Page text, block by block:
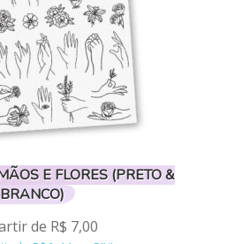
na
página
do
produto
E FLORES (PRETO &
BRANCO)
de R$ 7,00